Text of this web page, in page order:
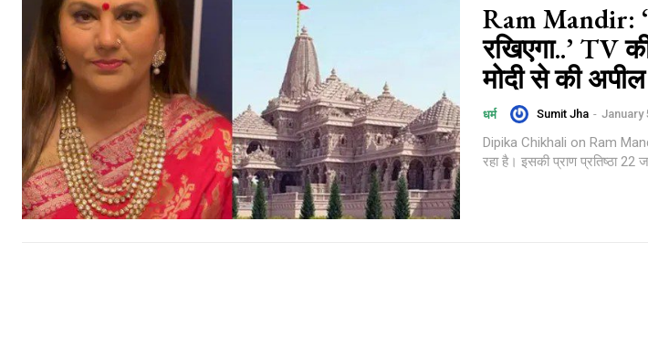
Ram Mandir:
रखिएगा..’ TV
मोदी से की अपील
धर्म Sumit Jha - January
Dipika Chikhali on Ram
रहा है। इसकी प्राण प्रतिष्ठा 22